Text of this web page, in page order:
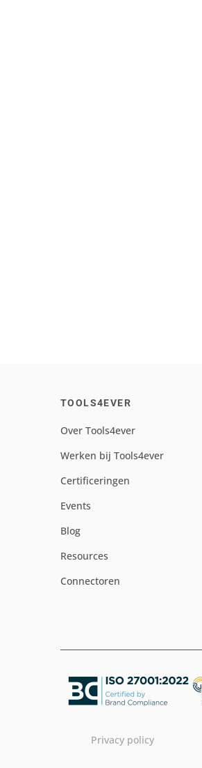
TOOLS4EVER
Over Tools4ever
Werken bij Tools4ever
Certificeringen
Events
Blog
Resources
Connectoren
Privacy policy